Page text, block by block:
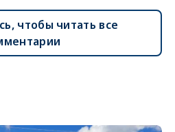
чтобы читать все